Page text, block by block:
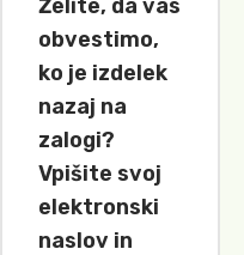
Želite, da vas
obvestimo,
ko je izdelek
nazaj na
zalogi?
Vpišite svoj
elektronski
naslov in